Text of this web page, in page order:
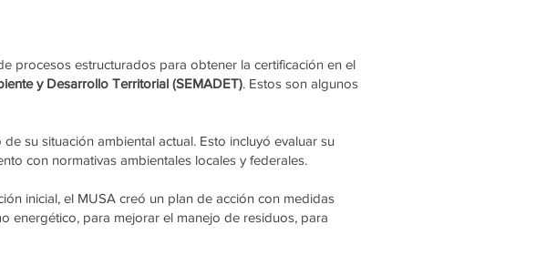
procesos estructurados para obtener la certificación en el
y Desarrollo Territorial (SEMADET). Estos son algunos
su situación ambiental actual. Esto incluyó evaluar su
con normativas ambientales locales y federales.
inicial, el MUSA creó un plan de acción con medidas
energético, para mejorar el manejo de residuos, para